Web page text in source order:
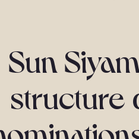
Sun
structure